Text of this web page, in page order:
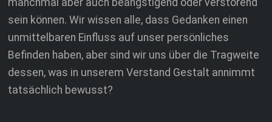
sein können. Wir wissen alle, dass Gedanken einen
unmittelbaren Einfluss auf unser persönliches
Befinden haben, aber sind wir uns über die Tragweite
dessen, was in unserem Verstand Gestalt annimmt
tatsächlich bewusst?